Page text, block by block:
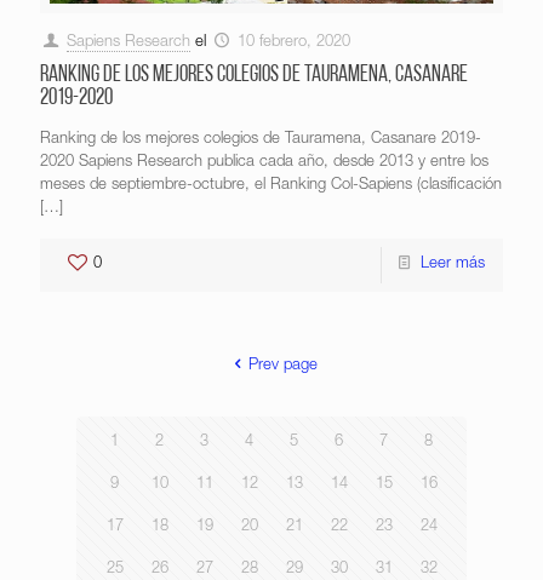
Sapiens Research el 10 febrero, 2020
Ranking de los mejores colegios de Tauramena, Casanare
2019-2020
Ranking de los mejores colegios de Tauramena, Casanare 2019-
2020 Sapiens Research publica cada año, desde 2013 y entre los
meses de septiembre-octubre, el Ranking Col-Sapiens (clasificación
[…]
0 Leer más
Prev page
1 2 3 4 5 6 7 8
9 10 11 12 13 14 15 16
17 18 19 20 21 22 23 24
25 26 27 28 29 30 31 32